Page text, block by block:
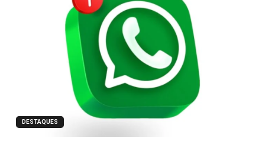
DESTAQUES